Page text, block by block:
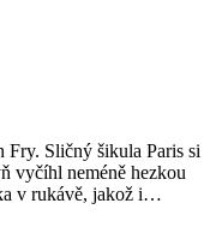
Fry. Sličný šikula Paris si
vyčíhl neméně hezkou
v rukávě, jakož i…